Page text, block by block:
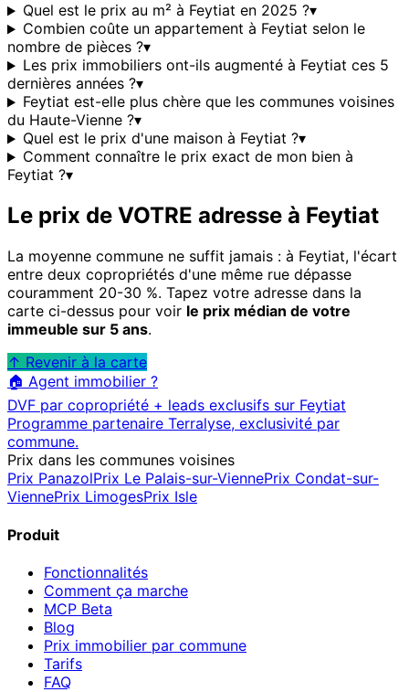
Quel est le prix au m² à Feytiat en 2025 ?▾
Combien coûte un appartement à Feytiat selon le
nombre de pièces ?▾
Les prix immobiliers ont-ils augmenté à Feytiat ces 5
dernières années ?▾
Feytiat est-elle plus chère que les communes voisines
du Haute-Vienne ?▾
Quel est le prix d'une maison à Feytiat ?▾
Comment connaître le prix exact de mon bien à
Feytiat ?▾
Le prix de VOTRE adresse à Feytiat
La moyenne commune ne suffit jamais : à Feytiat, l'écart
entre deux copropriétés d'une même rue dépasse
couramment 20-30 %. Tapez votre adresse dans la
carte ci-dessus pour voir le prix médian de votre
immeuble sur 5 ans.
↑ Revenir à la carte
🏠 Agent immobilier ?
DVF par copropriété + leads exclusifs sur Feytiat
Programme partenaire Terralyse, exclusivité par
commune.
Prix dans les communes voisines
Prix PanazolPrix Le Palais-sur-ViennePrix Condat-sur-
ViennePrix LimogesPrix Isle
Produit
Fonctionnalités
Comment ça marche
MCP Beta
Blog
Prix immobilier par commune
Tarifs
FAQ